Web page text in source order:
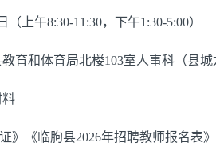
日（上午8:30-1 1 :30，下午1 :30-5:00）
教育和体育局北楼103室人事科 （县城
料
》《临朐县2026年招聘教师报名表